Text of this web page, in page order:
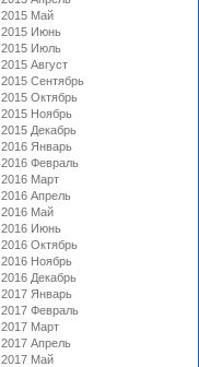
2015 Май
2015 Июнь
2015 Июль
2015 Август
2015 Сентябрь
2015 Октябрь
2015 Ноябрь
2015 Декабрь
2016 Январь
2016 Февраль
2016 Март
2016 Апрель
2016 Май
2016 Июнь
2016 Октябрь
2016 Ноябрь
2016 Декабрь
2017 Январь
2017 Февраль
2017 Март
2017 Апрель
2017 Май